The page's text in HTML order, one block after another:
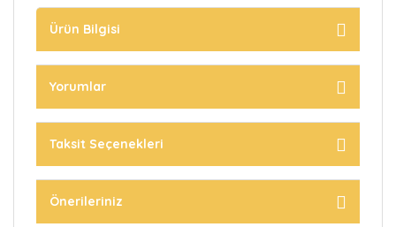
Ürün Bilgisi
Yorumlar
Taksit Seçenekleri
Önerileriniz